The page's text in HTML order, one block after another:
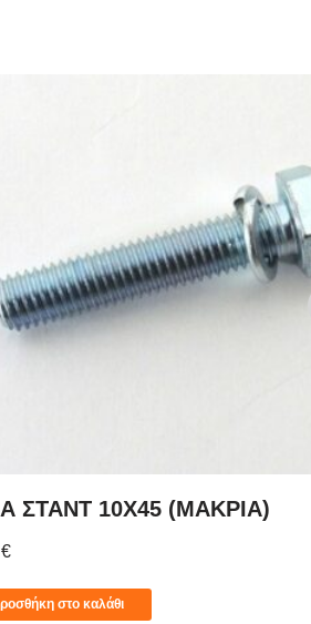
ΣTANT 10X45 (MAKPIA)
€
στο καλάθι